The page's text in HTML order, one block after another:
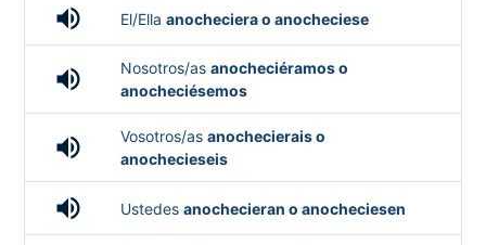
volume_up El/Ella anocheciera o anocheciese
volume_up Nosotros/as anocheciéramos o
anocheciésemos
volume_up Vosotros/as anochecierais o
anochecieseis
volume_up Ustedes anochecieran o anocheciesen